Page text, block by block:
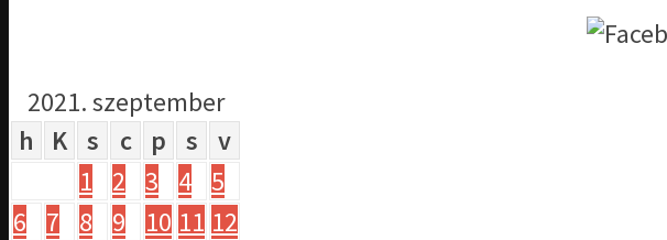
2021. szeptember
h
K s c p s
v
1
2 3 4 5
6
7 8 9 10 11 12